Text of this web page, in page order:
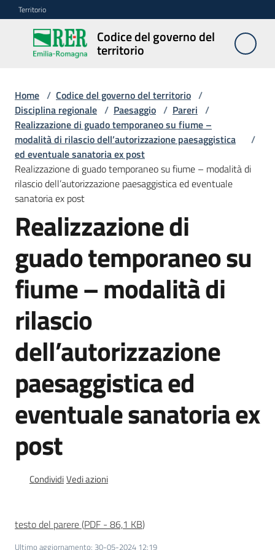
Vai al contenuto
Vai alla navigazione
Vai al footer
Territorio
Codice del governo del
territorio
Codice
del
del
territorio
Modulistica
edilizia
C
a
l
c
o
l
a
e
e
l
c
o
n
t
t
o
Home / Codice del governo del territorio /
Disciplina regionale / Paesaggio / Pareri /
Realizzazione di guado temporaneo su fiume –
modalità di rilascio dell’autorizzazione paesaggistica
ed eventuale sanatoria ex post
/
Realizzazione di guado temporaneo su fiume – modalità di
rilascio dell’autorizzazione paesaggistica ed eventuale
sanatoria ex post
Realizzazione di
guado temporaneo su
fiume – modalità di
rilascio
dell’autorizzazione
paesaggistica ed
eventuale sanatoria ex
post
CondividiVedi azioni
testo del parere(PDF - 86,1 KB)
Ultimo aggiornamento: 30-05-2024 12:19